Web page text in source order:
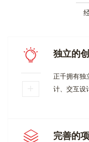
独立的
正千拥有独
计、交互设
完善的